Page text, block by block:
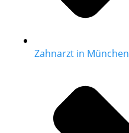
Zahnarzt in München